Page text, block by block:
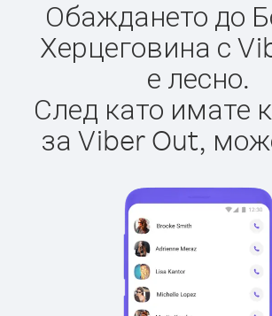
Обаждането до
Херцеговина с
е лесно.
След като имате
за Viber Out,